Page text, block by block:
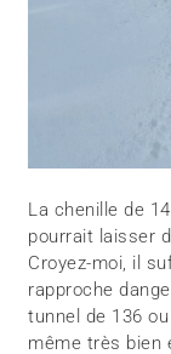
La chenille de
pourrait laisser
Croyez-moi, il
rapproche
tunnel de 136
même très bien